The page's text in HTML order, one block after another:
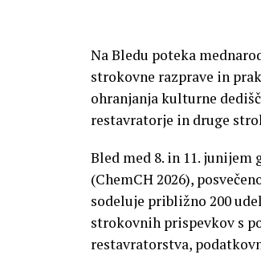
Na Bledu poteka
strokovne razprave in
ohranjanja kulturne
restavratorje in druge
Bled med 8. in 11.
(ChemCH 2026),
sodeluje približno 200
strokovnih prispevkov s
restavratorstva,